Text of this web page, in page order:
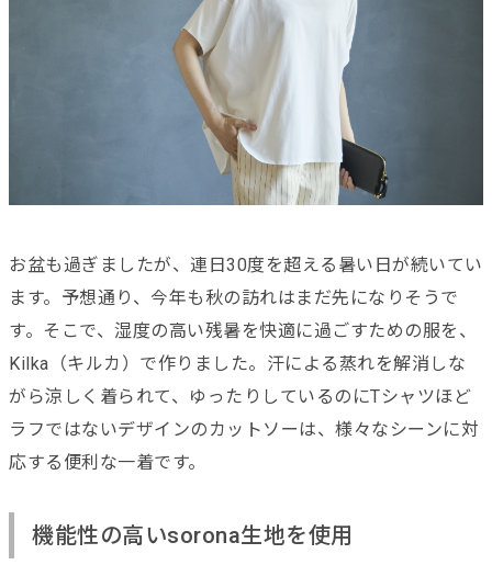
お盆も過ぎましたが、連日30度を超える暑い日が続いてい
ます。予想通り、今年も秋の訪れはまだ先になりそうで
す。そこで、湿度の高い残暑を快適に過ごすための服を、
Kilka（キルカ）で作りました。汗による蒸れを解消しな
がら涼しく着られて、ゆったりしているのにTシャツほど
ラフではないデザインのカットソーは、様々なシーンに対
応する便利な一着です。
機能性の高いsorona生地を使用